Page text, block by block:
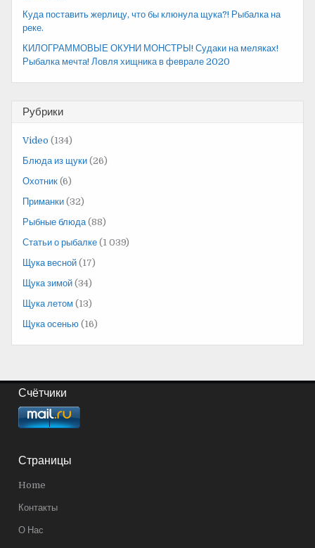
Куда поставить жерлицу, что бы клюнула щука?! Рыбалка на
реке.
КИЛОГРАММОВЫЕ ОКУНИ МОНСТРЫ! Судаки на меляках!
Рыбалка мечта! Ловля хищника в феврале 2020
Рубрики
Video (134)
Блюда из щуки (26)
Охотник (6)
Приманки (32)
Рыбные блюда (88)
Статьи о рыбалке (1 039)
Щука весной (17)
Щука зимой (34)
Щука летом (13)
Щука осенью (16)
Счётчики
Страницы
Home
Контакты
О Нас